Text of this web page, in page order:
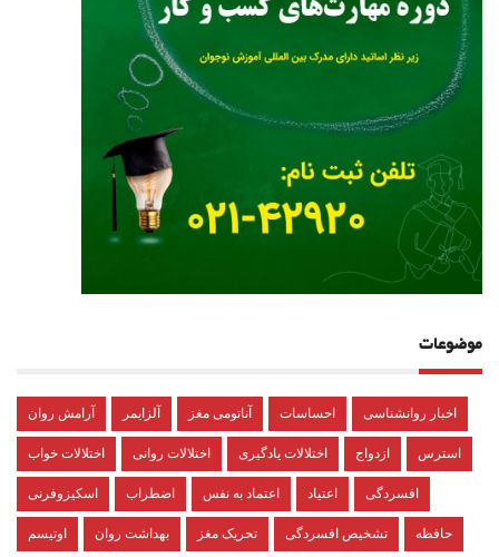
موضوعات
آرامش روان آلزایمر آناتومی مغز احساسات اخبار روانشناسی
اختلالات خواب اختلالات روانی اختلالات یادگیری ازدواج استرس
اسکیزوفرنی اضطراب اعتماد به نفس اعتیاد افسردگی
اوتیسم بهداشت روان تحریک مغز تشخیص افسردگی حافظه